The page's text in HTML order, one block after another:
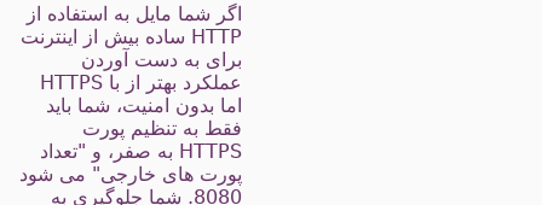
اگر شما مایل به استفاده از
HTTP ساده بیش از اینترنت
برای به دست آوردن
عملکرد بهتر از با HTTPS
اما بدون امنیت، شما باید
فقط به تنظیم پورت
HTTPS به صفر، و "تعداد
پورت های خارجی" می شود
8080. شما جلوگیری به